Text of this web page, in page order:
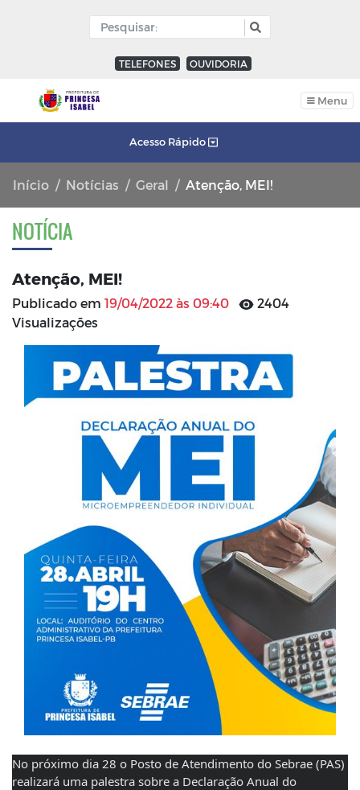
TELEFONES OUVIDORIA
Menu
Acesso Rápido
Início Notícias Geral Atenção, MEI!
NOTÍCIA
Atenção, MEI!
Publicado em 19/04/2022 às 09:40
2404
Visualizações
No próximo dia 28 o Posto de Atendimento do Sebrae (PAS)
realizará uma palestra sobre a Declaração Anual do